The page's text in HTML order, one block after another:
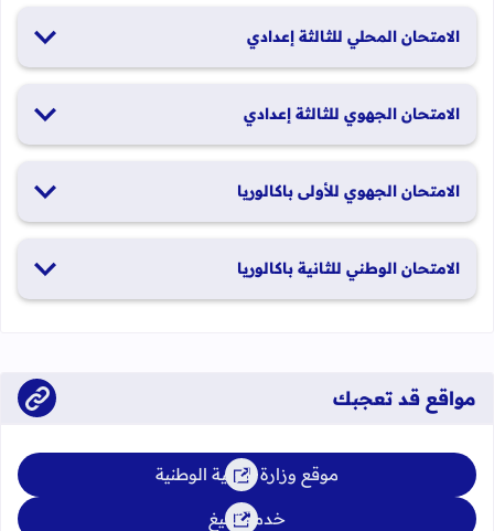
الامتحان المحلي للثالثة إعدادي
الامتحان الجهوي للثالثة إعدادي
الامتحان الجهوي للأولى باكالوريا
2026
الامتحان الوطني للثانية باكالوريا
مواقع قد تعجبك
موقع وزارة التربية الوطنية
خدمة تبليغ